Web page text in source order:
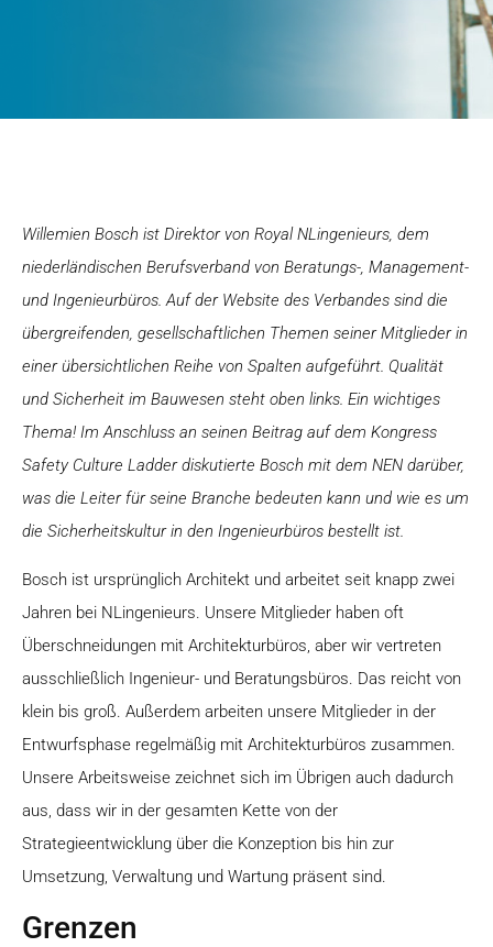
Willemien Bosch ist Direktor von Royal NLingenieurs, dem
niederländischen Berufsverband von Beratungs-, Management-
und Ingenieurbüros. Auf der Website des Verbandes sind die
übergreifenden, gesellschaftlichen Themen seiner Mitglieder in
einer übersichtlichen Reihe von Spalten aufgeführt. Qualität
und Sicherheit im Bauwesen steht oben links. Ein wichtiges
Thema! Im Anschluss an seinen Beitrag auf dem Kongress
Safety Culture Ladder diskutierte Bosch mit dem NEN darüber,
was die Leiter für seine Branche bedeuten kann und wie es um
die Sicherheitskultur in den Ingenieurbüros bestellt ist.
Bosch ist ursprünglich Architekt und arbeitet seit knapp zwei
Jahren bei NLingenieurs. Unsere Mitglieder haben oft
Überschneidungen mit Architekturbüros, aber wir vertreten
ausschließlich Ingenieur- und Beratungsbüros. Das reicht von
klein bis groß. Außerdem arbeiten unsere Mitglieder in der
Entwurfsphase regelmäßig mit Architekturbüros zusammen.
Unsere Arbeitsweise zeichnet sich im Übrigen auch dadurch
aus, dass wir in der gesamten Kette von der
Strategieentwicklung über die Konzeption bis hin zur
Umsetzung, Verwaltung und Wartung präsent sind.
Grenzen